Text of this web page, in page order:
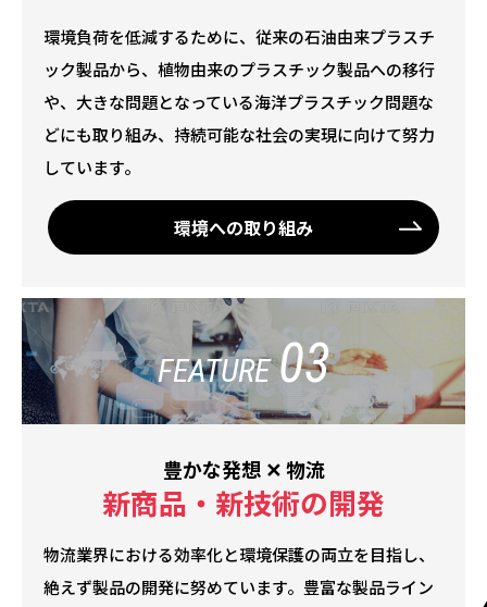
環境負荷を低減するために、従来の石油由来プラスチ
ック製品から、植物由来のプラスチック製品への移行
や、大きな問題となっている海洋プラスチック問題な
どにも取り組み、持続可能な社会の実現に向けて努力
しています。
環境への取り組み
FEATURE 03
豊かな発想 ✕ 物流
新商品・新技術の開発
物流業界における効率化と環境保護の両立を目指し、
絶えず製品の開発に努めています。豊富な製品ライン